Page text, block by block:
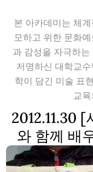
본 아카데미는 체
모하고 위한 문화
과 감성을 자극하
저명하신 대학교
학이 담긴 미술 표
교
2012.11.30
와 함께 배